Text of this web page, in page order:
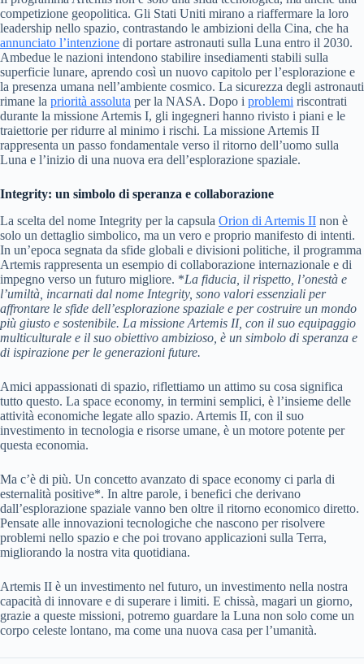
competizione geopolitica. Gli Stati Uniti mirano a riaffermare la loro
leadership nello spazio, contrastando le ambizioni della Cina, che ha
annunciato l’intenzione di portare astronauti sulla Luna entro il 2030.
Ambedue le nazioni intendono stabilire insediamenti stabili sulla
superficie lunare, aprendo così un nuovo capitolo per l’esplorazione e
la presenza umana nell’ambiente cosmico. La sicurezza degli astronauti
rimane la priorità assoluta per la NASA. Dopo i problemi riscontrati
durante la missione Artemis I, gli ingegneri hanno rivisto i piani e le
traiettorie per ridurre al minimo i rischi. La missione Artemis II
rappresenta un passo fondamentale verso il ritorno dell’uomo sulla
Luna e l’inizio di una nuova era dell’esplorazione spaziale.
Integrity: un simbolo di speranza e collaborazione
La scelta del nome Integrity per la capsula Orion di Artemis II non è
solo un dettaglio simbolico, ma un vero e proprio manifesto di intenti.
In un’epoca segnata da sfide globali e divisioni politiche, il programma
Artemis rappresenta un esempio di collaborazione internazionale e di
impegno verso un futuro migliore. *La fiducia, il rispetto, l’onestà e
l’umiltà, incarnati dal nome Integrity, sono valori essenziali per
affrontare le sfide dell’esplorazione spaziale e per costruire un mondo
più giusto e sostenibile. La missione Artemis II, con il suo equipaggio
multiculturale e il suo obiettivo ambizioso, è un simbolo di speranza e
di ispirazione per le generazioni future.
Amici appassionati di spazio, riflettiamo un attimo su cosa significa
tutto questo. La space economy, in termini semplici, è l’insieme delle
attività economiche legate allo spazio. Artemis II, con il suo
investimento in tecnologia e risorse umane, è un motore potente per
questa economia.
Ma c’è di più. Un concetto avanzato di space economy ci parla di
esternalità positive*. In altre parole, i benefici che derivano
dall’esplorazione spaziale vanno ben oltre il ritorno economico diretto.
Pensate alle innovazioni tecnologiche che nascono per risolvere
problemi nello spazio e che poi trovano applicazioni sulla Terra,
migliorando la nostra vita quotidiana.
Artemis II è un investimento nel futuro, un investimento nella nostra
capacità di innovare e di superare i limiti. E chissà, magari un giorno,
grazie a queste missioni, potremo guardare la Luna non solo come un
corpo celeste lontano, ma come una nuova casa per l’umanità.